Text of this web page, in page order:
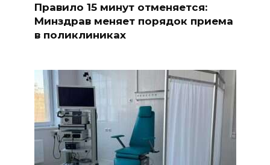
Правило 15 минут отменяется:
Минздрав меняет порядок приема
в поликлиниках